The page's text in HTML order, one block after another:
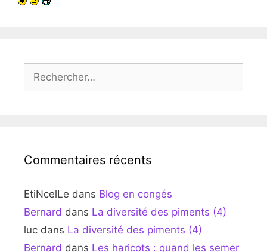
Rechercher :
Commentaires récents
EtiNcelLe dans Blog en congés
Bernard dans La diversité des piments (4)
luc dans La diversité des piments (4)
Bernard dans Les haricots : quand les semer